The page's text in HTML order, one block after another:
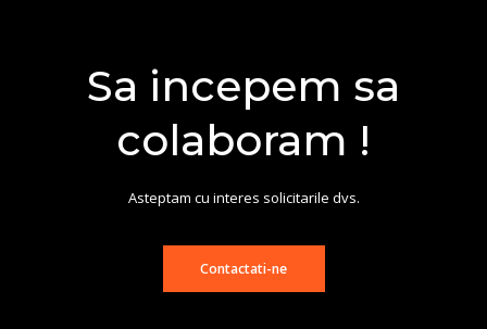
Sa incepem sa
colaboram !
Asteptam cu interes solicitarile dvs.
Contactati-ne